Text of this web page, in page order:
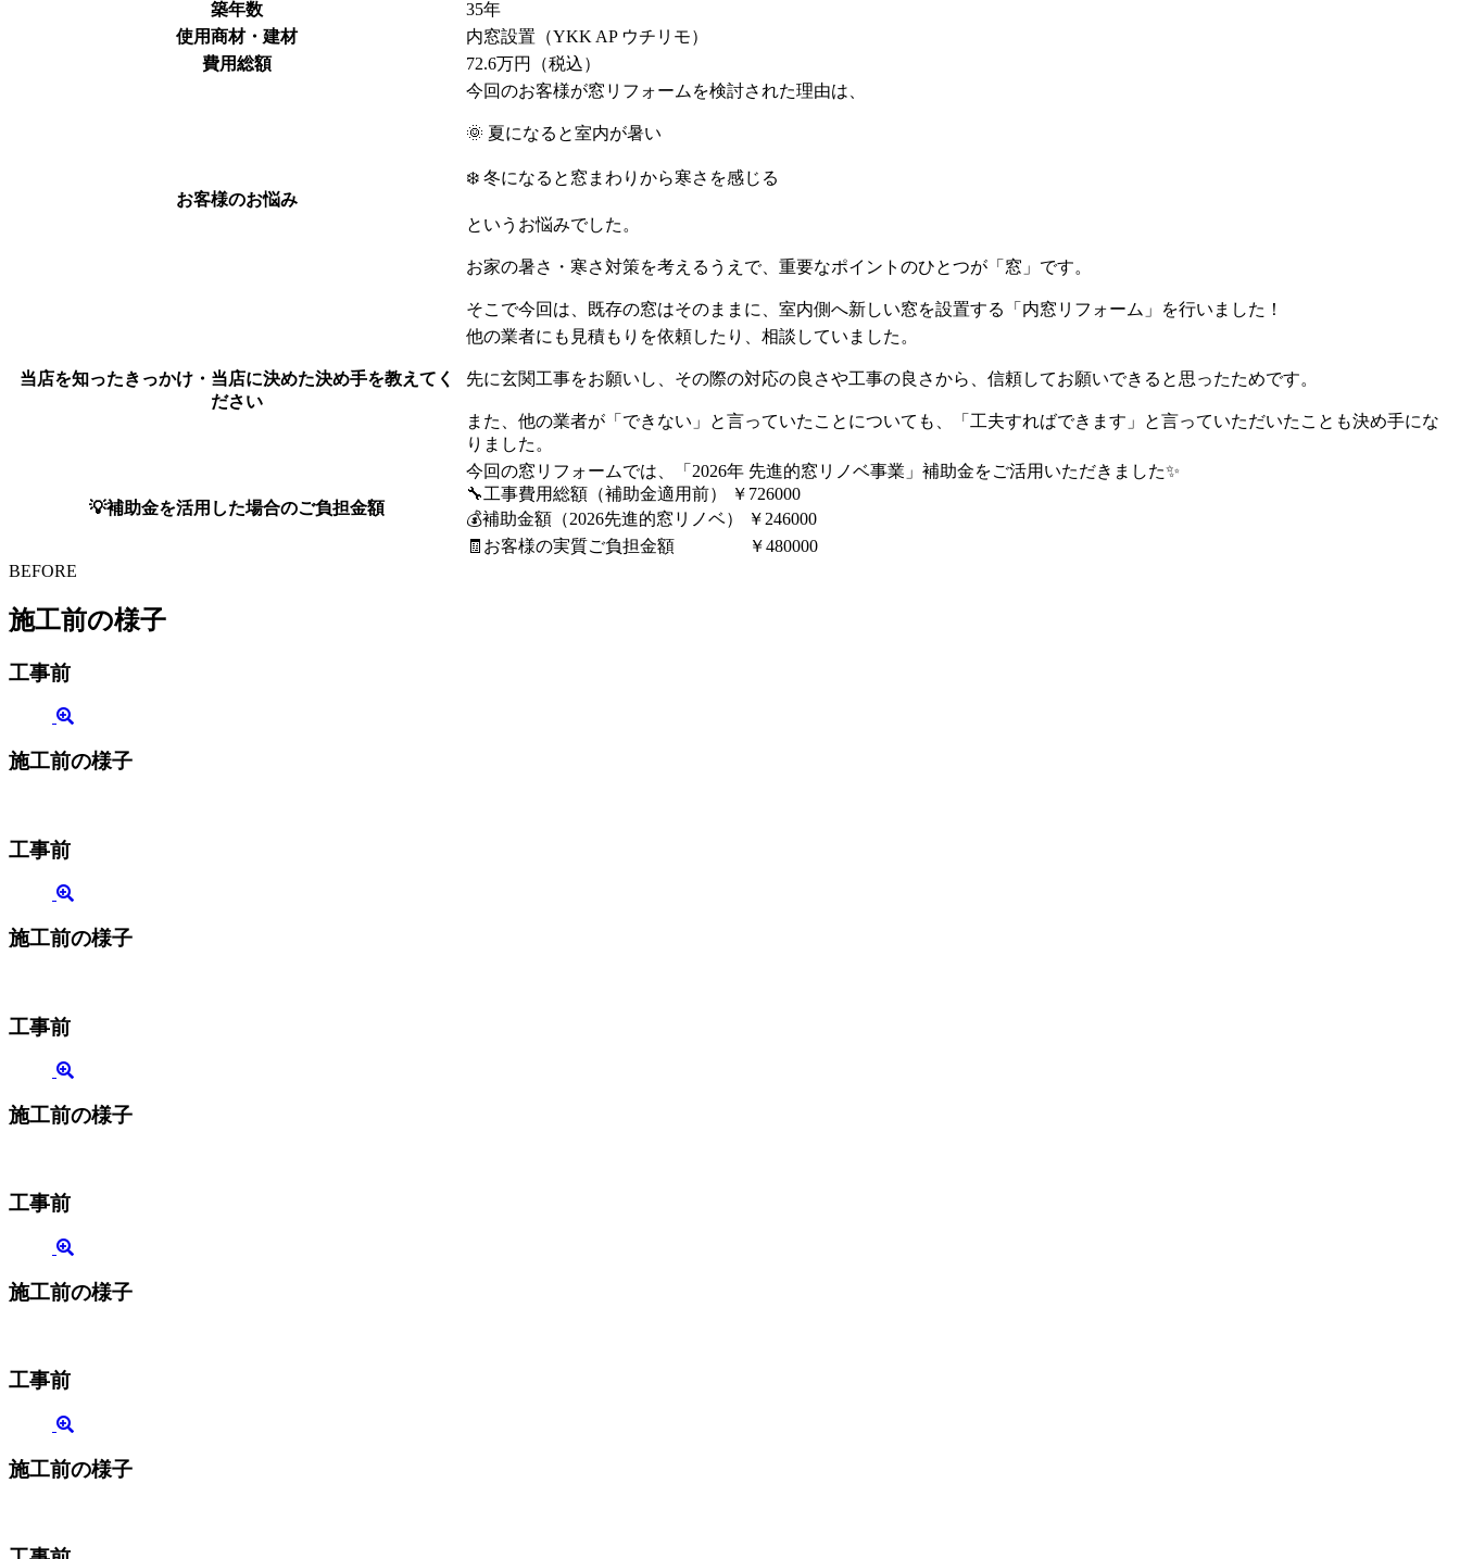
築年数
35年
使用商材・建材
内窓設置（YKK AP ウチリモ）
費用総額
72.6万円（税込）
お客様のお悩み
今回のお客様が窓リフォームを検討された理由は、
🌞 夏になると室内が暑い
❄️ 冬になると窓まわりから寒さを感じる
というお悩みでした。
お家の暑さ・寒さ対策を考えるうえで、重要なポイントのひとつが「窓」です。
そこで今回は、既存の窓はそのままに、室内側へ新しい窓を設置する「内窓リフォーム」を行いました！
当店を知ったきっかけ・当店に決めた決め手を教えてく
ださい
他の業者にも見積もりを依頼したり、相談していました。
先に玄関工事をお願いし、その際の対応の良さや工事の良さから、信頼してお願いできると思ったためです。
また、他の業者が「できない」と言っていたことについても、「工夫すればできます」と言っていただいたことも決め手にな
りました。
💡補助金を活用した場合のご負担金額
今回の窓リフォームでは、「2026年 先進的窓リノベ事業」補助金をご活用いただきました✨
🔧工事費用総額（補助金適用前） ￥726000
💰補助金額（2026先進的窓リノベ） ￥246000
🧾お客様の実質ご負担金額 ￥480000
BEFORE
施工前の様子
工事前
施工前の様子
工事前
施工前の様子
工事前
施工前の様子
工事前
施工前の様子
工事前
施工前の様子